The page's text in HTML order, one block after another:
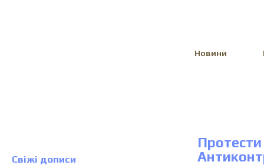
Новини
Свіжі дописи